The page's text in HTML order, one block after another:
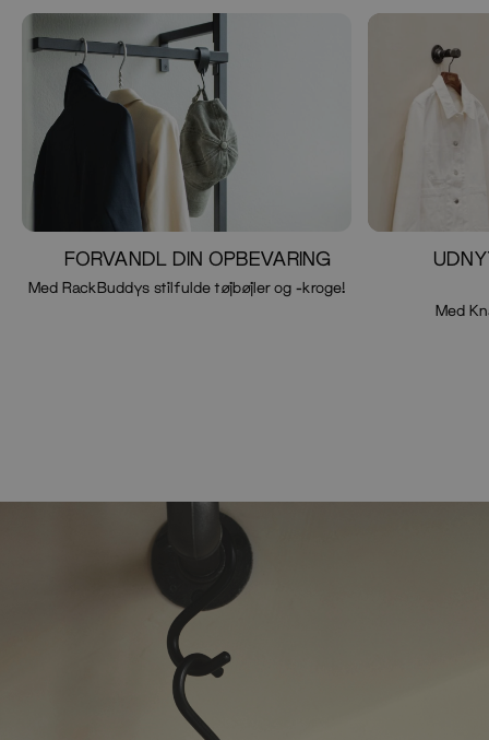
Med RackBuddys stilfulde tøjbøjler og -kroge!
FORVANDL DIN OPBEVARING
Med